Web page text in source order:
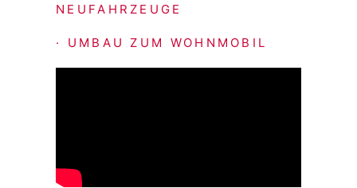
NEUFAHRZEUGE
· UMBAU ZUM WOHNMOBIL